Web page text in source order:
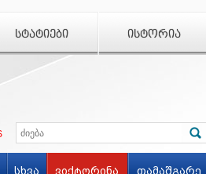
ᲡᲢᲐᲢᲘᲔᲑᲘ ᲘᲡᲢᲝᲠᲘᲐ
სხვა ვიქტორინა თამაშგარე